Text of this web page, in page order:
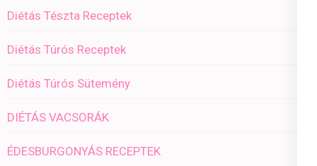
Diétás Tészta Receptek
Diétás Túrós Receptek
Diétás Túrós Sütemény
DIÉTÁS VACSORÁK
ÉDESBURGONYÁS RECEPTEK